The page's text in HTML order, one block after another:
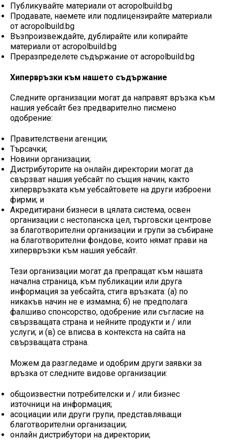
Публикувайте материали от acropolbuild.bg
Продавате, наемете или подлицензирайте материали
от acropolbuild.bg
Възпроизвеждайте, дублирайте или копирайте
материали от acropolbuild.bg
Преразпределете съдържание от acropolbuild.bg
Хипервръзки към нашето съдържание
Следните организации могат да направят връзка към
нашия уебсайт без предварително писмено
одобрение:
Правителствени агенции;
Търсачки;
Новини организации;
Дистрибуторите на онлайн директории могат да
свързват нашия уебсайт по същия начин, както
хипервръзката към уебсайтовете на други изброени
фирми; и
Акредитирани бизнеси в цялата система, освен
организации с нестопанска цел, търговски центрове
за благотворителни организации и групи за събиране
на благотворителни фондове, които нямат прави на
хипервръзки към нашия уебсайт.
Тези организации могат да препращат към нашата
начална страница, към публикации или друга
информация за уебсайта, стига връзката: (а) по
никакъв начин не е измамна; б) не предполага
фалшиво спонсорство, одобрение или съгласие на
свързващата страна и нейните продукти и / или
услуги; и (в) се вписва в контекста на сайта на
свързващата страна.
Можем да разгледаме и одобрим други заявки за
връзка от следните видове организации:
общоизвестни потребителски и / или бизнес
източници на информация;
асоциации или други групи, представляващи
благотворителни организации;
онлайн дистрибутори на директории;